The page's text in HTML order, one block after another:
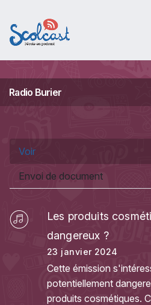
Radio Burier
Onglets
Voir
Envoi de document
Les produits
dangereux ?
23 janvier 2024
Cette émission
potentiellement
produits cosmétiques.